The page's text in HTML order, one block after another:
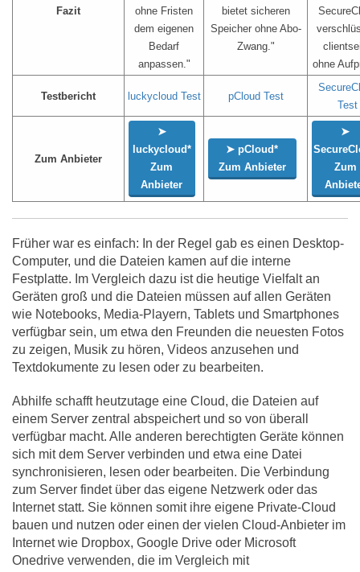
Fazit
ohne Fristen
dem eigenen
Bedarf
anpassen."
bietet sicheren
Speicher ohne Abo-
Zwang."
ohne
Testbericht luckycloud Test pCloud Test
Test
Zum Anbieter
➤
luckycloud*
Zum
Anbieter
➤ pCloud*
Zum Anbieter
➤
Zum
Früher war es einfach: In der Regel gab es einen Desktop-
Computer, und die Dateien kamen auf die interne
Festplatte. Im Vergleich dazu ist die heutige Vielfalt an
Geräten groß und die Dateien müssen auf allen Geräten
wie Notebooks, Media-Playern, Tablets und Smartphones
verfügbar sein, um etwa den Freunden die neuesten Fotos
zu zeigen, Musik zu hören, Videos anzusehen und
Textdokumente zu lesen oder zu bearbeiten.
Abhilfe schafft heutzutage eine Cloud, die Dateien auf
einem Server zentral abspeichert und so von überall
verfügbar macht. Alle anderen berechtigten Geräte können
sich mit dem Server verbinden und etwa eine Datei
synchronisieren, lesen oder bearbeiten. Die Verbindung
zum Server findet über das eigene Netzwerk oder das
Internet statt. Sie können somit ihre eigene Private-Cloud
bauen und nutzen oder einen der vielen Cloud-Anbieter im
Internet wie Dropbox, Google Drive oder Microsoft
Onedrive verwenden, die im Vergleich mit